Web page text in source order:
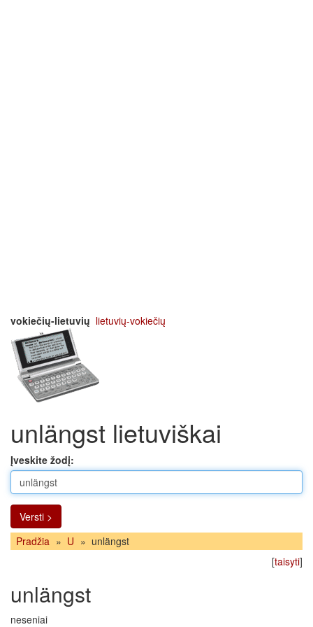
vokiečių-lietuvių lietuvių-vokiečių
unlängst lietuviškai
Įveskite žodį:
Versti >
Pradžia » U » unlängst
[taisyti]
unlängst
neseniai